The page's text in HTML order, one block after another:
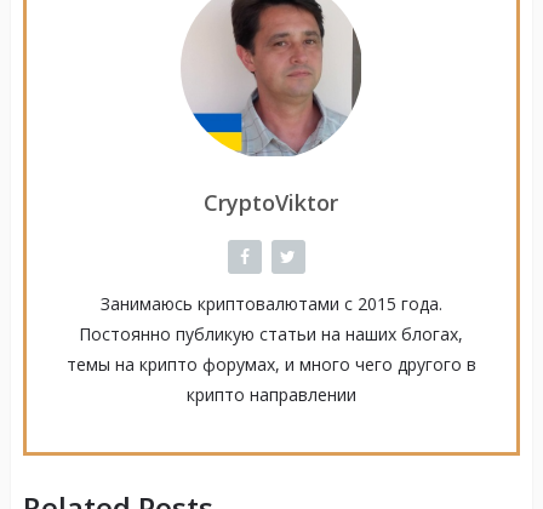
CryptoViktor
Занимаюсь криптовалютами с 2015 года.
Постоянно публикую статьи на наших блогах,
темы на крипто форумах, и много чего другого в
крипто направлении